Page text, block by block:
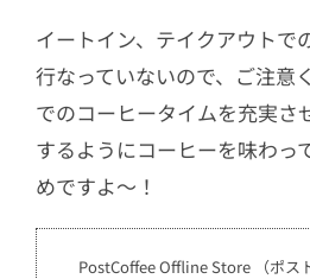
イートイン、テイクアウトで
行なっていないので、ご注意
でのコーヒータイムを充実さ
するようにコーヒーを味わっ
めですよ～！
PostCoffee Offline Store （ポス